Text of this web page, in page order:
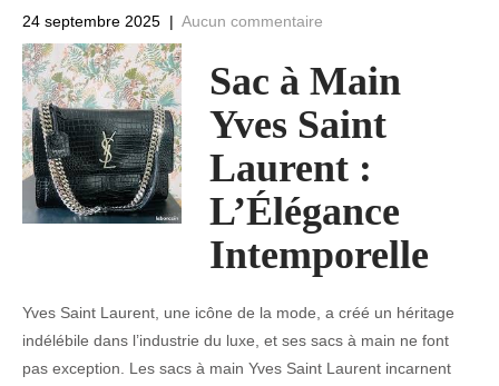
24 septembre 2025 | Aucun commentaire
Sac à Main
Yves Saint
Laurent :
L’Élégance
Intemporelle
Yves Saint Laurent, une icône de la mode, a créé un héritage
indélébile dans l’industrie du luxe, et ses sacs à main ne font
pas exception. Les sacs à main Yves Saint Laurent incarnent